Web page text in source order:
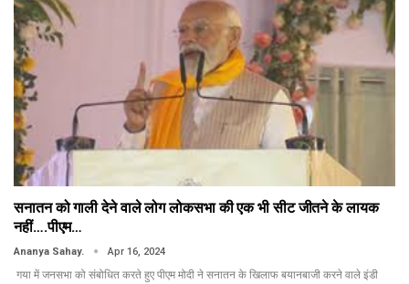
सनातन को गाली देने वाले लोग लोकसभा की एक भी सीट जीतने के लायक
नहीं….पीएम…
Ananya Sahay. Apr 16, 2024
गया में जनसभा को संबोधित करते हुए पीएम मोदी ने सनातन के खिलाफ बयानबाजी करने वाले इंडी